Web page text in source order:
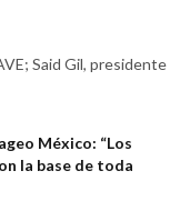
Said Gil, presidente
México: “Los
la base de toda